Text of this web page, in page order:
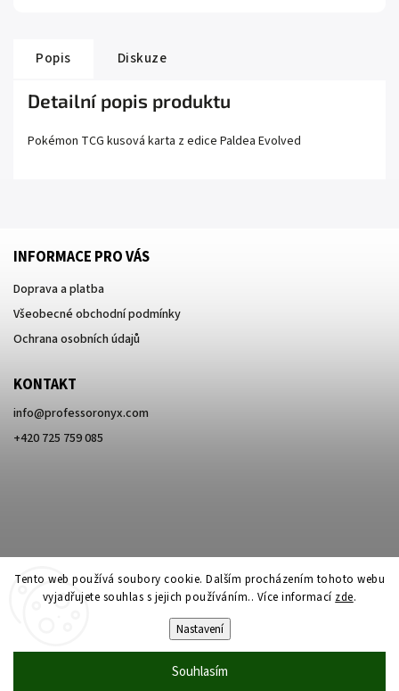
Tento web používá soubory cookie. Dalším procházením tohoto webu
vyjadřujete souhlas s jejich používáním.. Více informací zde.
Nastavení
Souhlasím
Popis Diskuze
Detailní popis produktu
Pokémon TCG kusová karta z edice Paldea Evolved
INFORMACE PRO VÁS
Doprava a platba
Všeobecné obchodní podmínky
Ochrana osobních údajů
KONTAKT
info@professoronyx.com
+420 725 759 085
Professor Onyx. Všechna práva vyhrazena.